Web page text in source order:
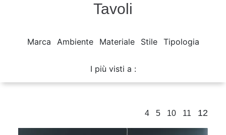
Tavoli
Marca Ambiente Materiale Stile Tipologia
I più visti a :
4 5 10 11 12